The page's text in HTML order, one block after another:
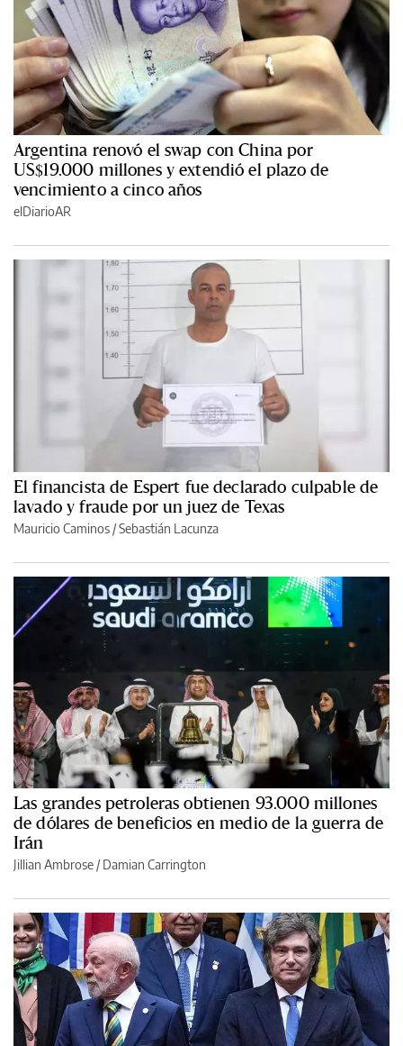
Argentina renovó el swap con China por
US$19.000 millones y extendió el plazo de
vencimiento a cinco años
elDiarioAR
El financista de Espert fue declarado culpable de
lavado y fraude por un juez de Texas
Mauricio Caminos /Sebastián Lacunza
Las grandes petroleras obtienen 93.000 millones
de dólares de beneficios en medio de la guerra de
Irán
Jillian Ambrose / Damian Carrington